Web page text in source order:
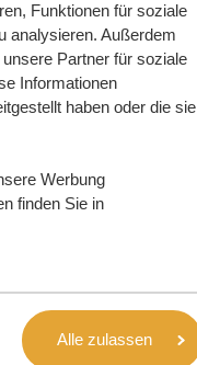
Funktionen für soziale
analysieren. Außerdem
Partner für soziale
Informationen
haben oder die sie
Werbung
finden Sie in
Alle zulassen